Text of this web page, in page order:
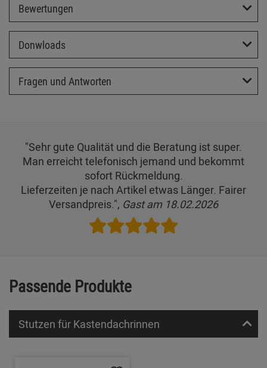
Bewertungen
Donwloads
Fragen und Antworten
"Sehr gute Qualität und die Beratung ist super.
Man erreicht telefonisch jemand und bekommt
sofort Rückmeldung.
Lieferzeiten je nach Artikel etwas Länger. Fairer
Versandpreis.", Gast am 18.02.2026
Passende Produkte
Stutzen für Kastendachrinnen